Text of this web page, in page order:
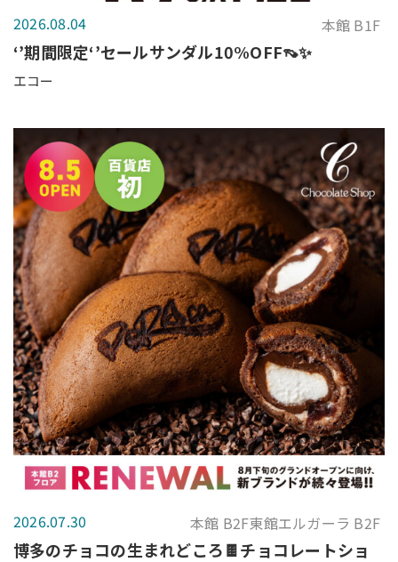
2026.08.04 本館 B1F
‘’期間限定‘’セールサンダル10%OFF👡✨
エコー
2026.07.30 本館 B2F東館エルガーラ B2F
博多のチョコの生まれどころ🍫チョコレートショ